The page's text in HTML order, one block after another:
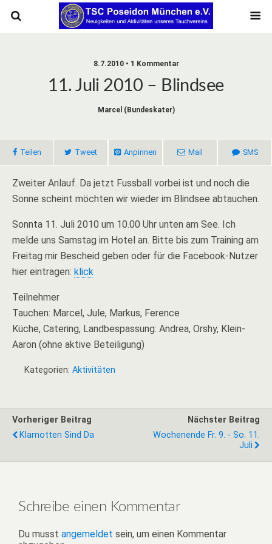
8.7.2010 • 1 Kommentar
11. Juli 2010 – Blindsee
Marcel (bundeskater)
Teilen Tweet Anpinnen Mail SMS
Zweiter Anlauf. Da jetzt Fussball vorbei ist und noch die
Sonne scheint möchten wir wieder im Blindsee abtauchen.
Sonnta 11. Juli 2010 um 10.00 Uhr unten am See. Ich
melde uns Samstag im Hotel an. Bitte bis zum Training am
Freitag mir Bescheid geben oder für die Facebook-Nutzer
hier eintragen: klick
Teilnehmer
Tauchen: Marcel, Jule, Markus, Ference
Küche, Catering, Landbespassung: Andrea, Orshy, Klein-
Aaron (ohne aktive Beteiligung)
Kategorien: Aktivitäten
Vorheriger Beitrag
Klamotten Sind Da
Nächster Beitrag
Wochenende Fr. 9. - So. 11.
Juli
Schreibe einen Kommentar
Du musst angemeldet sein, um einen Kommentar